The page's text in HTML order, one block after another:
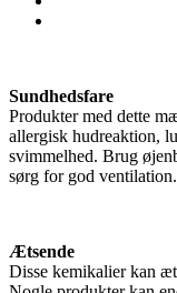
Sundhedsfare
Produkter med dette
allergisk hudreaktion,
svimmelhed. Brug
sørg for god ventilation.
Ætsende
Disse kemikalier kan